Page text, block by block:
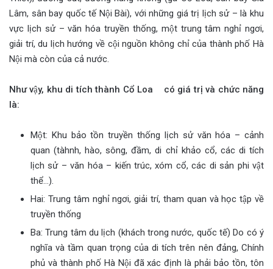
Lâm, sân bay quốc tế Nội Bài), với những giá trị lịch sử – là khu
vực lịch sử – văn hóa truyền thống, một trung tâm nghỉ ngơi,
giải trí, du lịch hướng về cội nguồn không chỉ của thành phố Hà
Nội mà còn của cả nước.
Như vậy, khu di tích thành Cổ Loa có giá trị và chức năng
là:
Một: Khu bảo tồn truyền thống lịch sử văn hóa – cảnh
quan (tàhnh, hào, sông, đầm, di chỉ khảo cổ, các di tích
lịch sử – văn hóa – kiến trúc, xóm cổ, các di sản phi vật
thể…).
Hai: Trung tâm nghỉ ngơi, giải trí, tham quan và học tập về
truyền thống
Ba: Trung tâm du lịch (khách trong nước, quốc tế) Do có ý
nghĩa và tầm quan trọng của di tích trên nên đảng, Chính
phủ và thành phố Hà Nội đã xác định là phải bảo tồn, tôn